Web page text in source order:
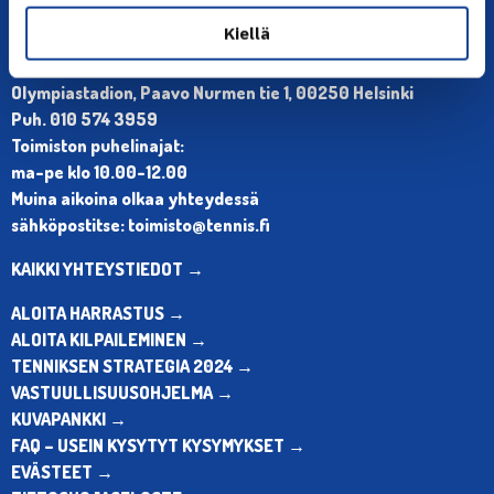
Kiellä
Olympiastadion, Paavo Nurmen tie 1, 00250 Helsinki
Puh. 010 574 3959
Toimiston puhelinajat:
ma-pe klo 10.00-12.00
Muina aikoina olkaa yhteydessä
sähköpostitse: toimisto@tennis.fi
KAIKKI YHTEYSTIEDOT →
ALOITA HARRASTUS →
ALOITA KILPAILEMINEN →
TENNIKSEN STRATEGIA 2024 →
VASTUULLISUUSOHJELMA →
KUVAPANKKI →
FAQ – USEIN KYSYTYT KYSYMYKSET →
EVÄSTEET →